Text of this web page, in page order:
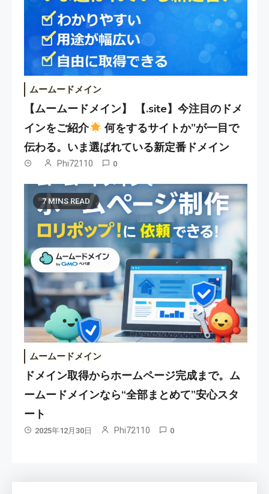
ムームードメイン
【ムームードメイン】 【.site】今注目のドメ
インをご紹介
何をするサイトか”が一目で
伝わる。いま選ばれている新定番ドメイン
Phi72110 0
7 MINS READ
ムームードメイン
ドメイン取得からホームページ完成まで。ム
ームードメインなら“全部まとめて”安心スタ
ート
2025年12月30日 Phi72110 0